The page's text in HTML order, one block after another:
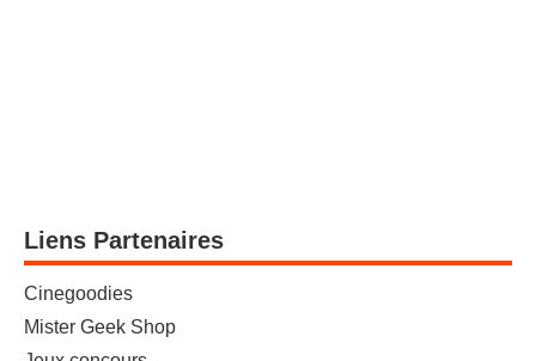
Liens Partenaires
Cinegoodies
Mister Geek Shop